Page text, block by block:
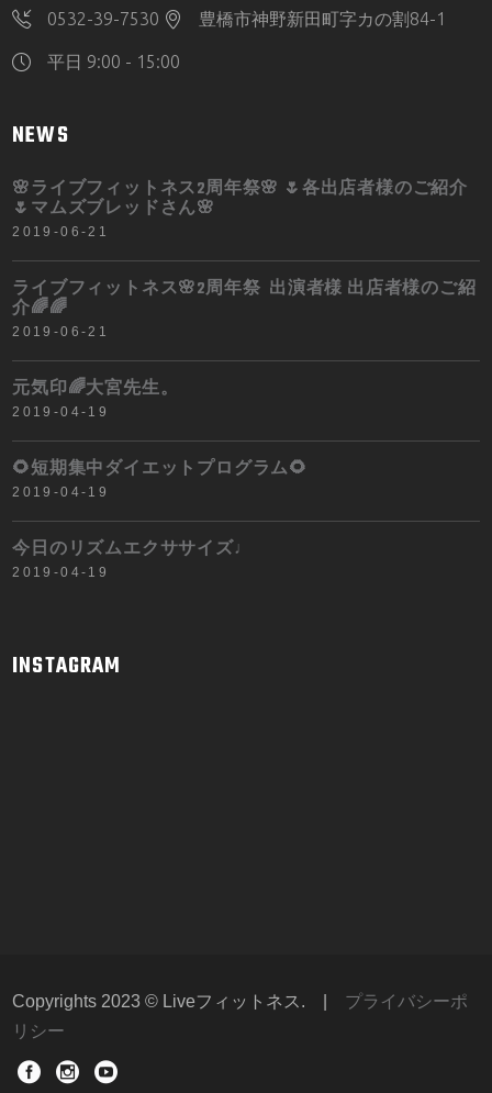
0532-39-7530 豊橋市神野新田町字カの割84-1
平日 9:00 - 15:00
NEWS
🌸ライブフィットネス2周年祭🌸 🌷各出店者様のご紹介
🌷マムズブレッドさん🌸
2019-06-21
ライブフィットネス🌸2周年祭 出演者様 出店者様のご紹
介🌈🌈
2019-06-21
元気印🌈大宮先生。
2019-04-19
🌻短期集中ダイエットプログラム🌻
2019-04-19
今日のリズムエクササイズ♩
2019-04-19
INSTAGRAM
Copyrights 2023 © Liveフィットネス.
プライバシーポ
リシー